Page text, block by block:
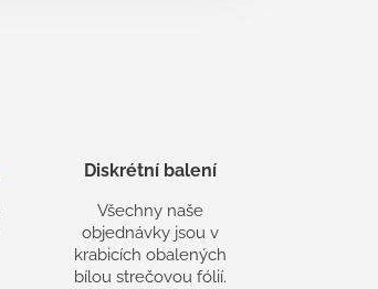
Diskrétní balení
Všechny naše
objednávky jsou v
krabicích obalených
bílou strečovou fólií.